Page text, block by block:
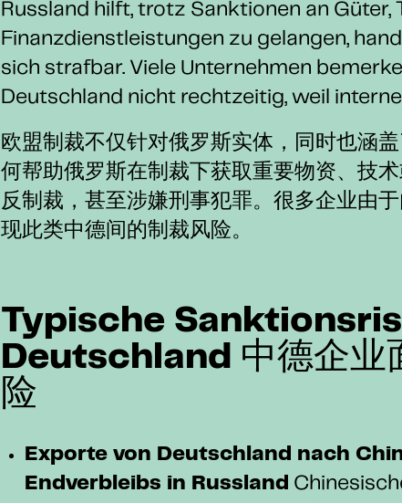
Russland hilft, trotz Sanktionen an Güter,
Finanzdienstleistungen zu gelangen,
sich strafbar. Viele Unternehmen
Deutschland nicht rechtzeitig, weil
欧盟制裁不仅针对俄罗斯实体，同时也涵
何帮助俄罗斯在制裁下获取重要物资、技
反制裁，甚至涉嫌刑事犯罪。很多企业由
现此类中德间的制裁风险。
Typische
Deutschland 中德企业
险
Exporte von Deutschland nach
Endverbleibs in Russland